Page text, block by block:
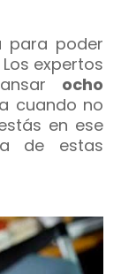
para poder
Los expertos
ocho
cuando no
en ese
de estas